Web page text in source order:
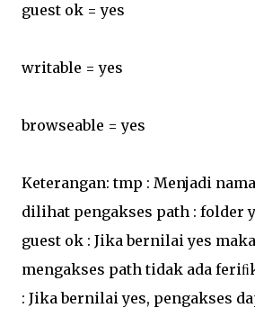
guest ok = yes
writable = yes
browseable = yes
Keterangan: tmp : Menjadi
dilihat pengakses path : folder
guest ok : Jika bernilai yes
mengakses path tidak ada
: Jika bernilai yes, pengakses